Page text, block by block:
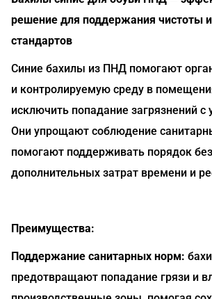
решение для поддержания чистоты
стандартов
Синие бахилы из ПНД помогают
и контролируемую среду в
исключить попадание загрязнений с
Они упрощают соблюдение
помогают поддерживать порядок без
дополнительных затрат времени и
Преимущества:
Поддержание санитарных норм:
предотвращают попадание грязи и